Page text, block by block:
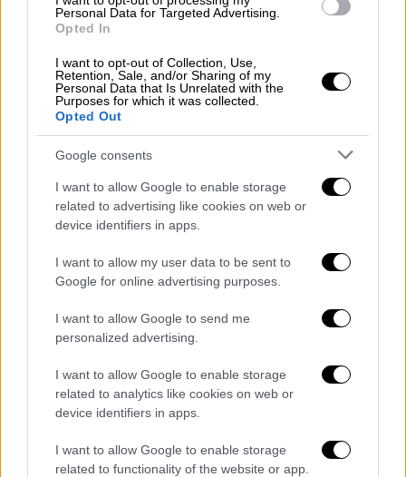
Personal Data for Targeted Advertising.
Opted In
I want to opt-out of Collection, Use,
Retention, Sale, and/or Sharing of my
Personal Data that Is Unrelated with the
Purposes for which it was collected.
Opted Out
Google consents
I want to allow Google to enable storage
related to advertising like cookies on web or
device identifiers in apps.
I want to allow my user data to be sent to
Google for online advertising purposes.
I want to allow Google to send me
personalized advertising.
I want to allow Google to enable storage
related to analytics like cookies on web or
device identifiers in apps.
I want to allow Google to enable storage
related to functionality of the website or app.
θέση του αναλαμβάνει ο Φεδερίκο, ένας
νεαρός ηθοποιός, με τον οποίο ο
συγγραφέας συνεχίζει την ίδια διαδικασία.
Ο Γαλλο-ουρουγουανός Σέρχιο Μπλάνκο, μία
από τις σημαντικότερες σύγχρονες φωνές
του ισπανόφωνου θεάτρου, υπογράφει ένα
πολυεπίπεδο έργο που πραγματεύεται την
ανδρική ταυτότητα, τη βία, την καταπίεση,
το έγκλημα και την τιμωρία, αλλά και τις
ίδιες τις δημιουργικές διαδικασίες της
θεατρικής τέχνης, με αναφορές στον μύθο
του Οιδίποδα και στο «Έγκλημα και Τιμωρία»
Η σκηνοθεσία του Βαγγέλη Θεοδωρόπουλου
απέσπασε εξαιρετικές κριτικές για τον
ρυθμό και την υποβλητική της ατμόσφαιρα,
ενώ η παράσταση ξεχώρισε και για τις
ερμηνείες του Θάνου Λέκκα στον ρόλο του
Συγγραφέα και του Δημήτρη Καπουράνη στον